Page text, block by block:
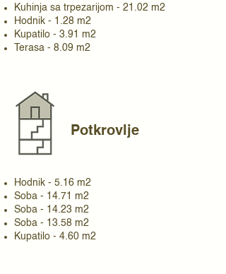
Kuhinja sa trpezarijom - 21.02 m2
Hodnik - 1.28 m2
Kupatilo - 3.91 m2
Terasa - 8.09 m2
Potkrovlje
Hodnik - 5.16 m2
Soba - 14.71 m2
Soba - 14.23 m2
Soba - 13.58 m2
Kupatilo - 4.60 m2